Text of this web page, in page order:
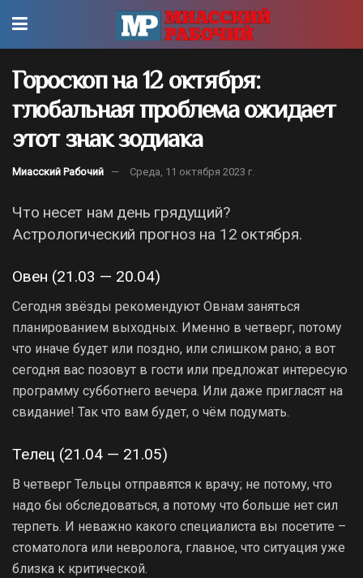
Гороскоп на 12 октября:
глобальная проблема ожидает
этот знак зодиака
Миасский Рабочий Среда, 11 октября 2023 г.
Что несет нам день грядущий?
Астрологический прогноз на 12 октября.
Овен (21.03 — 20.04)
Сегодня звёзды рекомендуют Овнам заняться
планированием выходных. Именно в четверг, потому
что иначе будет или поздно, или слишком рано; а вот
сегодня вас позовут в гости или предложат интересую
программу субботнего вечера. Или даже пригласят на
свидание! Так что вам будет, о чём подумать.
Телец (21.04 — 21.05)
В четверг Тельцы отправятся к врачу; не потому, что
надо бы обследоваться, а потому что больше нет сил
терпеть. И неважно какого специалиста вы посетите –
стоматолога или невролога, главное, что ситуация уже
близка к критической.